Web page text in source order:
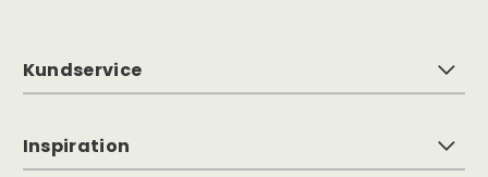
Kundservice
Inspiration